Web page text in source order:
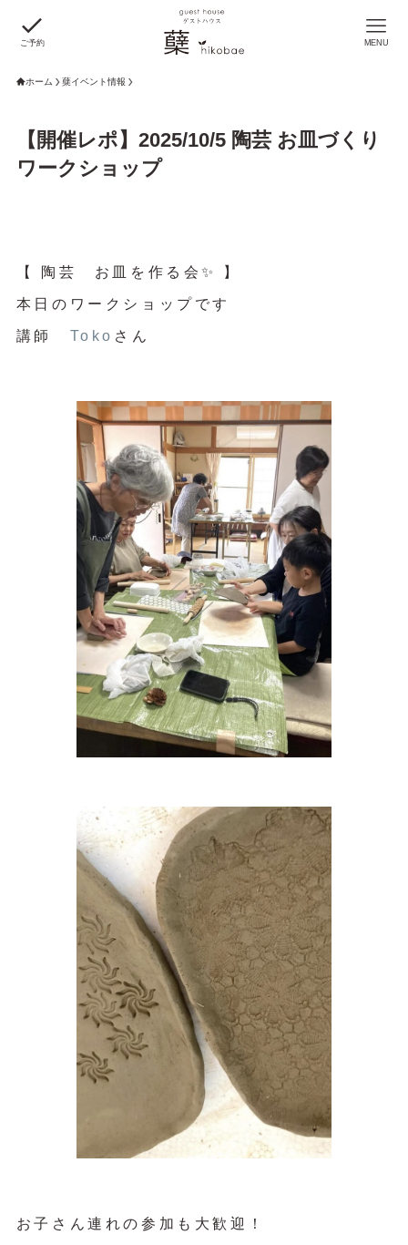
ご予約 MENU
ホーム 蘖イベント情報
【開催レポ】2025/10/5 陶芸 お皿づくり
ワークショップ
【 陶芸 お皿を作る会✨ 】
本日のワークショップです
講師 Toko さん
お子さん連れの参加も大歓迎！